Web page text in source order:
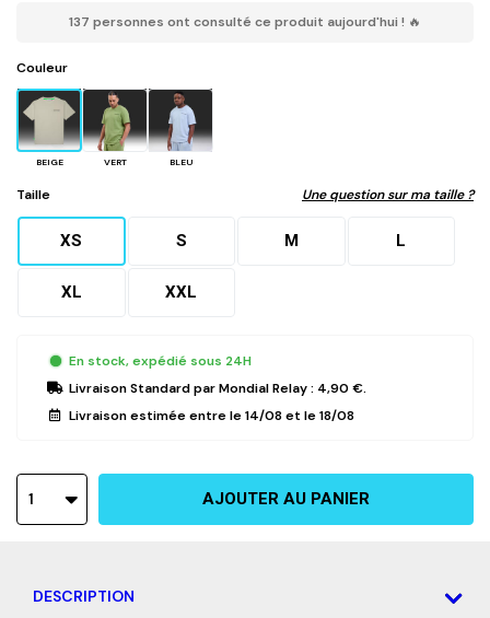
137 personnes ont consulté ce produit aujourd'hui ! 🔥
Couleur
BEIGE VERT BLEU
Taille Une question sur ma taille ?
XS S M L
XL XXL
En stock, expédié sous 24H
Livraison Standardpar Mondial Relay : 4,90 €.
Livraison estimée entre le14/08 et le18/08
1 AJOUTER AU PANIER
DESCRIPTION